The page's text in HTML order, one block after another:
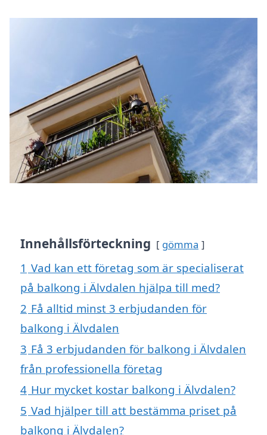
Innehållsförteckning gömma
1 Vad kan ett företag som är specialiserat
på balkong i Älvdalen hjälpa till med?
2 Få alltid minst 3 erbjudanden för
balkong i Älvdalen
3 Få 3 erbjudanden för balkong i Älvdalen
från professionella företag
4 Hur mycket kostar balkong i Älvdalen?
5 Vad hjälper till att bestämma priset på
balkong i Älvdalen?